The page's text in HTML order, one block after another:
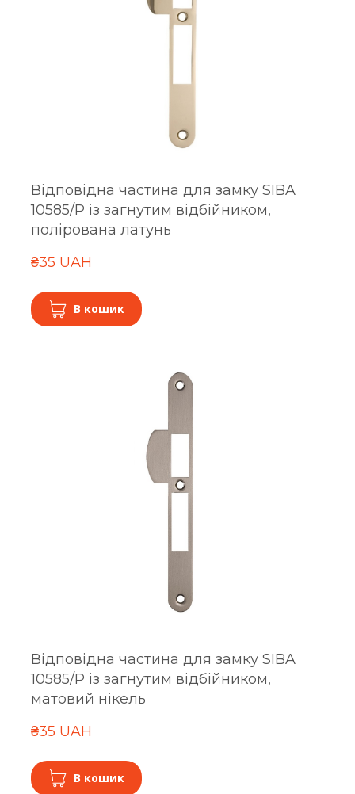
Відповідна частина для замку SIBA
10585/P із загнутим відбійником,
полірована латунь
₴35 UAH
В кошик
Відповідна частина для замку SIBA
10585/P із загнутим відбійником,
матовий нікель
₴35 UAH
В кошик